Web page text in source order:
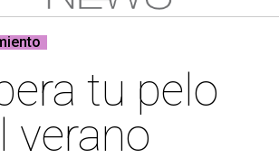
tu pelo
verano